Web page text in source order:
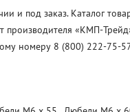
под заказ. Каталог
«KМП-
номеру 8 (800) 222-